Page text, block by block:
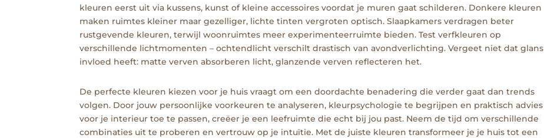
kleuren eerst uit via kussens, kunst of kleine accessoires voordat je muren gaat schilderen. Donkere kleuren
maken ruimtes kleiner maar gezelliger, lichte tinten vergroten optisch. Slaapkamers verdragen beter
rustgevende kleuren, terwijl woonruimtes meer experimenteerruimte bieden. Test verfkleuren op
verschillende lichtmomenten – ochtendlicht verschilt drastisch van avondverlichting. Vergeet niet dat glans
invloed heeft: matte verven absorberen licht, glanzende verven reflecteren het.
De perfecte kleuren kiezen voor je huis vraagt om een doordachte benadering die verder gaat dan trends
volgen. Door jouw persoonlijke voorkeuren te analyseren, kleurpsychologie te begrijpen en praktisch advies
voor je interieur toe te passen, creëer je een leefruimte die echt bij jou past. Neem de tijd om verschillende
combinaties uit te proberen en vertrouw op je intuïtie. Met de juiste kleuren transformeer je je huis tot een